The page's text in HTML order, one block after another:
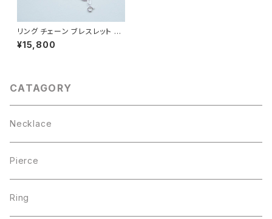
リング チェーン ブレスレット シ
ルバー925
¥15,800
CATAGORY
Necklace
Pierce
Ring